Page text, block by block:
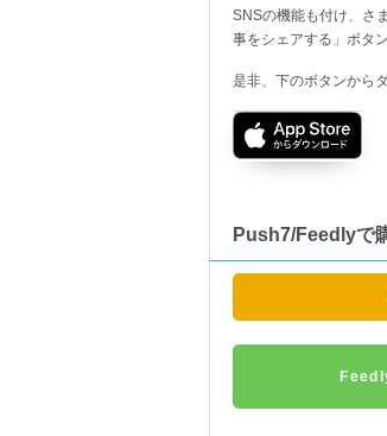
SNSの機能も付け、さ
事をシェアする」ボタ
是非、下のボタンから
Push7/Feedlyで